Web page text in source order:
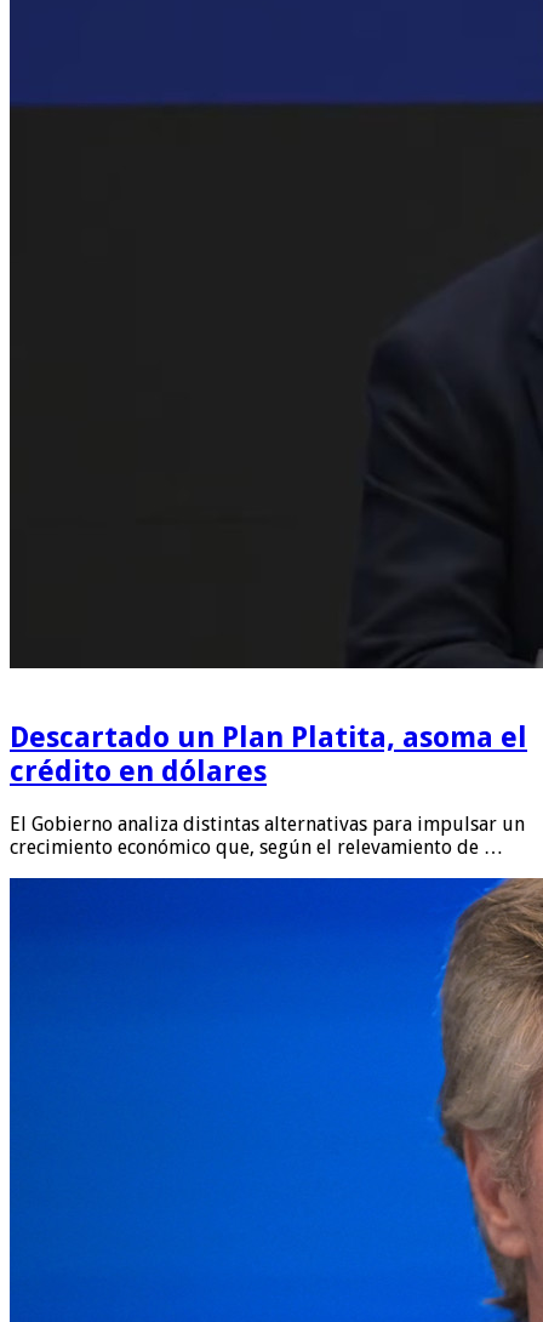
Descartado un Plan Platita, asoma el
crédito en dólares
El Gobierno analiza distintas alternativas para impulsar un
crecimiento económico que, según el relevamiento de …